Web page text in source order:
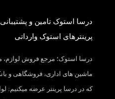
درسا استوک تامین و
پرینترهای استوک وارداتی
درسا استوک؛ مرجع فروش لوازم،
ماشین های اداری، فروشگاهی و
که در درسا پرینتر عرضه میکنیم: